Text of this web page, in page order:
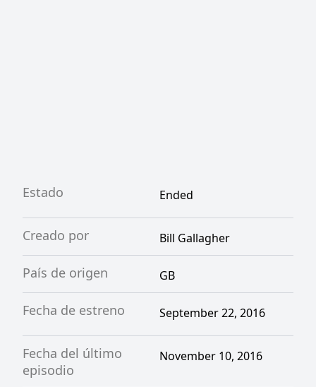
Estado Ended
Creado por Bill Gallagher
País de origen GB
Fecha de estreno September 22, 2016
Fecha del último
episodio
November 10, 2016